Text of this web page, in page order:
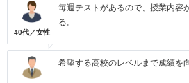
40代／女性
毎週テストがあるので、授業内容
る。
希望する高校のレベルまで成績を